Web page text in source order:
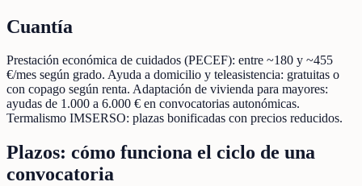
Cuantía
Prestación económica de cuidados (PECEF): entre ~180 y ~455
€/mes según grado. Ayuda a domicilio y teleasistencia: gratuitas o
con copago según renta. Adaptación de vivienda para mayores:
ayudas de 1.000 a 6.000 € en convocatorias autonómicas.
Termalismo IMSERSO: plazas bonificadas con precios reducidos.
Plazos: cómo funciona el ciclo de una
convocatoria